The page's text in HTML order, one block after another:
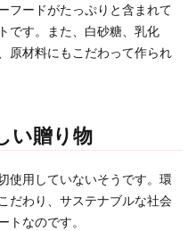
フードがたっぷりと含まれて
です。また、白砂糖、乳化
原材料にもこだわって作られ
い贈り物
使用していないそうです。環
だわり、サステナブルな社会
トなのです。